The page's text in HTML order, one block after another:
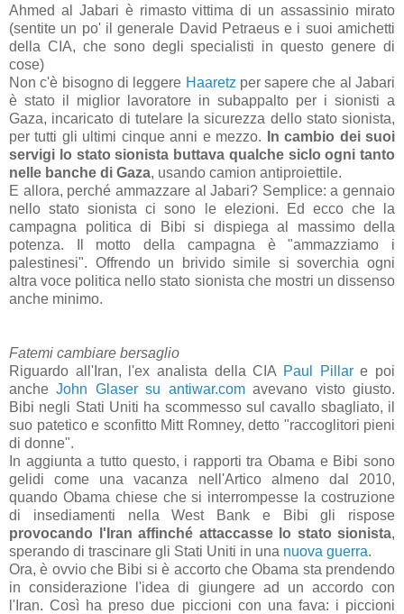
Ahmed al Jabari è rimasto vittima di un assassinio mirato
(sentite un po' il generale David Petraeus e i suoi amichetti
della CIA, che sono degli specialisti in questo genere di
cose)
Non c'è bisogno di leggere Haaretz per sapere che al Jabari
è stato il miglior lavoratore in subappalto per i sionisti a
Gaza, incaricato di tutelare la sicurezza dello stato sionista,
per tutti gli ultimi cinque anni e mezzo.
In cambio dei suoi
servigi lo stato sionista buttava qualche siclo ogni tanto
nelle banche di Gaza, usando camion antiproiettile.
E allora, perché ammazzare al Jabari? Semplice: a gennaio
nello stato sionista ci sono le elezioni. Ed ecco che la
campagna politica di Bibi si dispiega al massimo della
potenza. Il motto della campagna è "ammazziamo i
palestinesi". Offrendo un brivido simile si soverchia ogni
altra voce politica nello stato sionista che mostri un dissenso
anche minimo.
Fatemi cambiare bersaglio
Riguardo all'Iran, l'ex analista della CIA Paul Pillare poi
ancheJohn Glaser su antiwar.comavevano visto giusto.
Bibi negli Stati Uniti ha scommesso sul cavallo sbagliato, il
suo patetico e sconfitto Mitt Romney, detto "raccoglitori pieni
di donne".
In aggiunta a tutto questo, i rapporti tra Obama e Bibi sono
gelidi come una vacanza nell'Artico almeno dal 2010,
quando Obama chiese che si interrompesse la costruzione
di insediamenti nella West Bank e Bibi gli rispose
provocando l'Iran affinché attaccasse lo stato sionista,
sperando di trascinare gli Stati Uniti in una nuova guerra.
Ora, è ovvio che Bibi si è accorto che Obama sta prendendo
in considerazione l'idea di giungere ad un accordo con
l'Iran. Così ha preso due piccioni con una fava: i piccioni